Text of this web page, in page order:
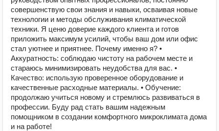
совершенствую свои знания и навыки, осваивая новые
технологии и методы обслуживания климатической
техники. Я ценю доверие каждого клиента и готов
приложить максимум усилий, чтобы ваш дом или офис
стал уютнее и приятнее. Почему именно я? •
Аккуратность: соблюдаю чистоту на рабочем месте и
стараюсь минимизировать неудобства для вас. •
Качество: использую проверенное оборудование и
качественные расходные материалы. • Обучение:
продолжаю учиться новому и стремлюсь развиваться в
профессии. Буду рад стать вашим надежным
помощником в создании комфортного микроклимата дома
и на работе!